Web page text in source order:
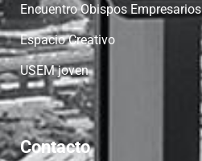
Encuentro Obispos Empresarios
Espacio Creativo
USEM joven
Contacto